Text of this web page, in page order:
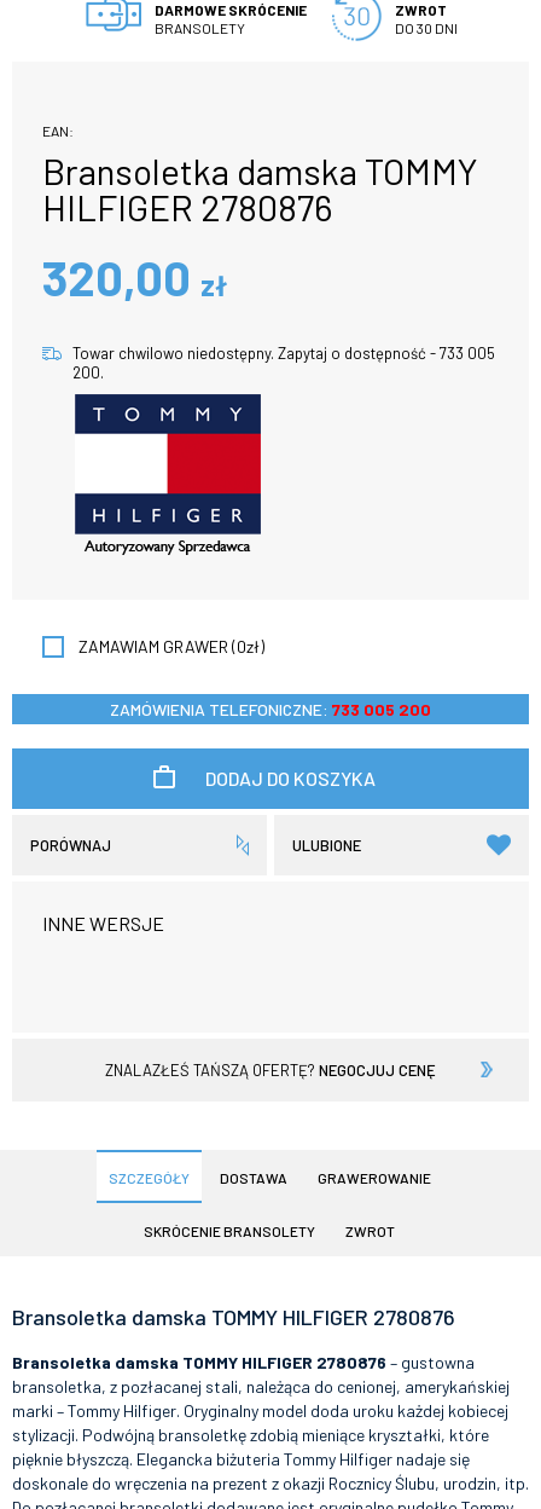
DARMOWE SKRÓCENIE
BRANSOLETY
ZWROT
DO 30 DNI
EAN:
Bransoletka damska TOMMY
HILFIGER 2780876
320,00 zł
Towar chwilowo niedostępny. Zapytaj o dostępność - 733 005
200.
ZAMAWIAM GRAWER (0zł)
ZAMÓWIENIA TELEFONICZNE: 733 005 200
DODAJ DO KOSZYKA
PORÓWNAJ ULUBIONE
INNE WERSJE
ZNALAZŁEŚ TAŃSZĄ OFERTĘ? NEGOCJUJ CENĘ
SZCZEGÓŁY DOSTAWA GRAWEROWANIE
SKRÓCENIE BRANSOLETY ZWROT
Bransoletka damska TOMMY HILFIGER 2780876
Bransoletka damska TOMMY HILFIGER 2780876 – gustowna
bransoletka, z pozłacanej stali, należąca do cenionej, amerykańskiej
marki – Tommy Hilfiger. Oryginalny model doda uroku każdej kobiecej
stylizacji. Podwójną bransoletkę zdobią mieniące kryształki, które
pięknie błyszczą. Elegancka biżuteria Tommy Hilfiger nadaje się
doskonale do wręczenia na prezent z okazji Rocznicy Ślubu, urodzin, itp.